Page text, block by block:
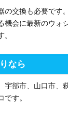
交換も必要です。
機会に最新のウォ
なら
宇部市、山口市、
す。